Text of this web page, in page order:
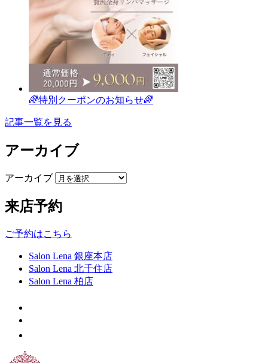
🌈特別クーポンのお知らせ🌈
記事一覧を見る
アーカイブ
アーカイブ
来店予約
ご予約はこちら
Salon Lena 銀座本店
Salon Lena 北千住店
Salon Lena 柏店